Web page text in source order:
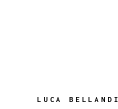
LUCA BELLANDI